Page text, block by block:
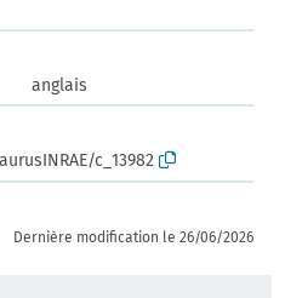
anglais
c_13982
Dernière modification le 26/06/2026